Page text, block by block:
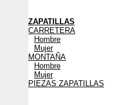
ZAPATILLAS
CARRETERA
Hombre
Mujer
MONTAÑA
Hombre
Mujer
PIEZAS ZAPATILLAS